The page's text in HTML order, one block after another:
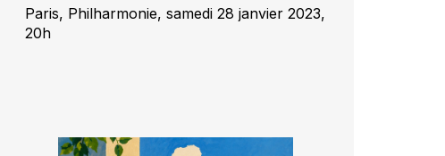
Paris, Philharmonie, samedi 28 janvier 2023,
20h